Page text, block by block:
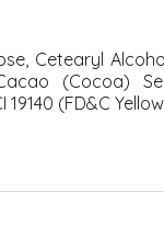
Cetearyl
(Cocoa)
(FD&C